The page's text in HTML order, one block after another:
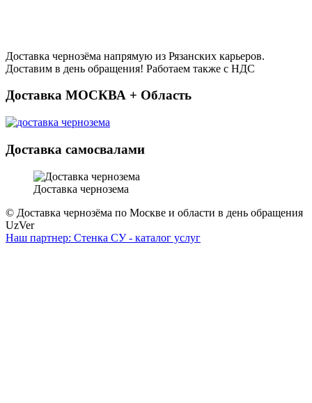
Доставка чернозёма напрямую из Рязанских карьеров.
Доставим в день обращения! Работаем также с НДС
Доставка МОСКВА + Область
Доставка самосвалами
Доставка чернозема
© Доставка чернозёма по Москве и области в день обращения
UzVer
Наш партнер: Стенка СУ - каталог услуг